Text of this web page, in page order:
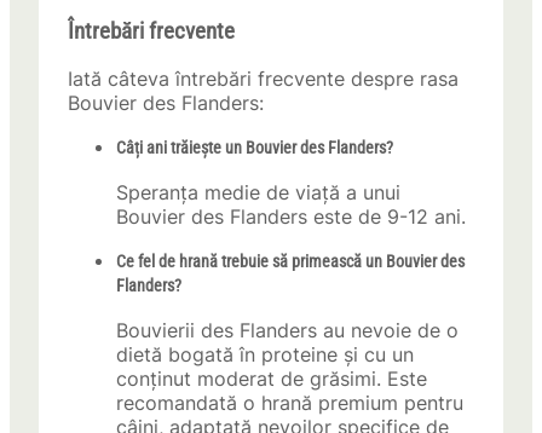
Întrebări frecvente
Iată câteva întrebări frecvente despre rasa
Bouvier des Flanders:
Câți ani trăiește un Bouvier des Flanders?
Speranța medie de viață a unui
Bouvier des Flanders este de 9-12 ani.
Ce fel de hrană trebuie să primească un Bouvier des
Flanders?
Bouvierii des Flanders au nevoie de o
dietă bogată în proteine și cu un
conținut moderat de grăsimi. Este
recomandată o hrană premium pentru
câini, adaptată nevoilor specifice de